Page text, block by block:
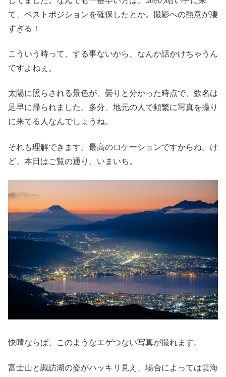
て、ベストポジションを確保したとか。撮影への熱意が凄
すぎる！
こういう時って、する事ないから、なんか話かけちゃうん
ですよねぇ。
太陽に照らされる景色が、曇りと分かった時点で、数名は
足早に帰られました。多分、地元の人で頻繁に写真を撮り
に来てる人なんでしょうね。
それも理解できます。最高のロケーションですからね。け
ど、本日はご覧の通り、いまいち。
快晴ならば、このようなエゲつない写真が撮れます。
富士山と諏訪湖の姿がハッキリ見え、場合によっては雲海